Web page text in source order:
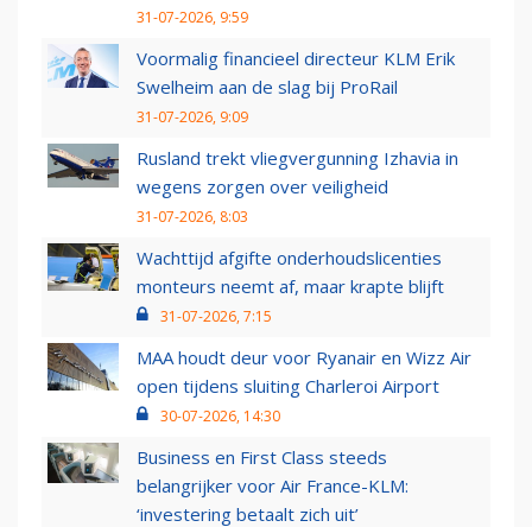
31-07-2026, 9:59
Voormalig financieel directeur KLM Erik
Swelheim aan de slag bij ProRail
31-07-2026, 9:09
Rusland trekt vliegvergunning Izhavia in
wegens zorgen over veiligheid
31-07-2026, 8:03
Wachttijd afgifte onderhoudslicenties
monteurs neemt af, maar krapte blijft
31-07-2026, 7:15
MAA houdt deur voor Ryanair en Wizz Air
open tijdens sluiting Charleroi Airport
30-07-2026, 14:30
Business en First Class steeds
belangrijker voor Air France-KLM:
‘investering betaalt zich uit’